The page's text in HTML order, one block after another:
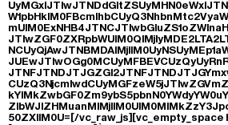
50ZXIlM0U=[/vc_raw_js][vc_empty_space